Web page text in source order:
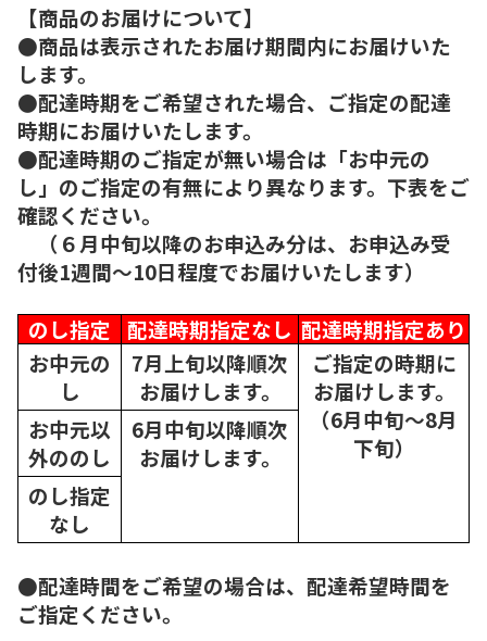
【商品のお届けについて】
●商品は表示されたお届け期間内にお届けいた
します。
●配達時期をご希望された場合、ご指定の配達
時期にお届けいたします。
●配達時期のご指定が無い場合は「お中元の
し」のご指定の有無により異なります。下表をご
確認ください。
（６月中旬以降のお申込み分は、お申込み受
付後1週間～10日程度でお届けいたします）
のし指定
配達時期指定なし 配達時期指定あり
お中元の
し
7月上旬以降順次
お届けします。
ご指定の時期に
お届けします。
（6月中旬～8月
下旬）
お中元以
外ののし
6月中旬以降順次
お届けします。
のし指定
なし
●配達時間をご希望の場合は、配達希望時間を
ご指定ください。